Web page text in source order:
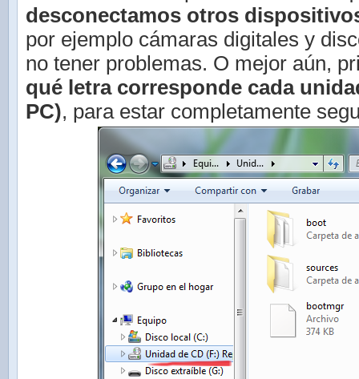
desconectamos otros
por ejemplo cámaras digitales y
no tener problemas. O mejor aún,
qué letra corresponde cada
PC), para estar completamente